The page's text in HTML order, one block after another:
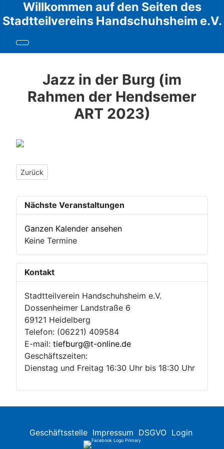
Willkommen auf den Seiten des
Stadtteilvereins Handschuhsheim e.V.
Jazz in der Burg (im
Rahmen der Hendsemer
ART 2023)
Vorheriger Beitrag: Impressionen von der ART 2024
Zurück
Nächste Veranstaltungen
Ganzen Kalender ansehen
Keine Termine
Kontakt
Stadtteilverein Handschuhsheim e.V.
Dossenheimer Landstraße 6
69121 Heidelberg
Telefon: (06221) 409584
E-mail: tiefburg@t-online.de
Geschäftszeiten:
Dienstag und Freitag 16:30 Uhr bis 18:30 Uhr
Geschäftsstelle Impressum DSGVO Login